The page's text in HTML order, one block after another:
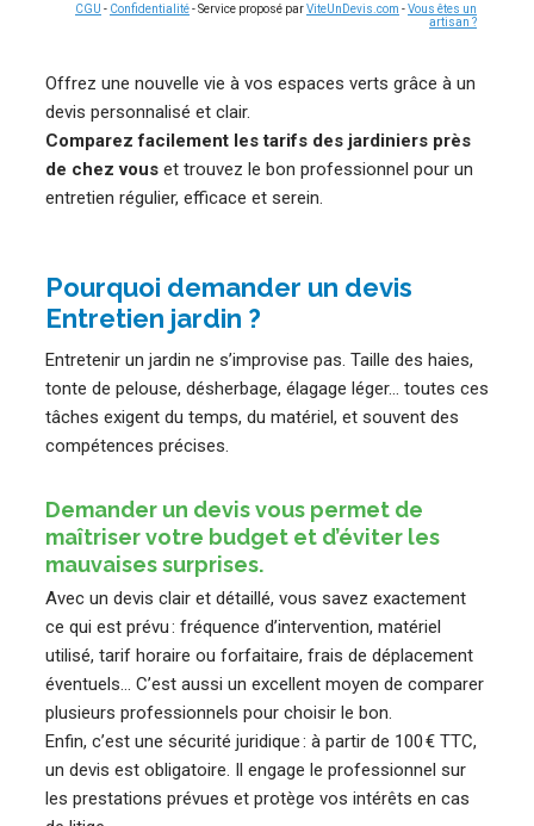
CGU - Confidentialité- Service proposé parViteUnDevis.com -Vous êtes un
artisan ?
Offrez une nouvelle vie à vos espaces verts grâce à un
devis personnalisé et clair.
Comparez facilement les tarifs des jardiniers près
de chez vous et trouvez le bon professionnel pour un
entretien régulier, efficace et serein.
Pourquoi demander un devis
Entretien jardin ?
Entretenir un jardin ne s’improvise pas. Taille des haies,
tonte de pelouse, désherbage, élagage léger… toutes ces
tâches exigent du temps, du matériel, et souvent des
compétences précises.
Demander un devis vous permet de
maîtriser votre budget et d’éviter les
mauvaises surprises.
Avec un devis clair et détaillé, vous savez exactement
ce qui est prévu : fréquence d’intervention, matériel
utilisé, tarif horaire ou forfaitaire, frais de déplacement
éventuels… C’est aussi un excellent moyen de comparer
plusieurs professionnels pour choisir le bon.
Enfin, c’est une sécurité juridique : à partir de 100 € TTC,
un devis est obligatoire. Il engage le professionnel sur
les prestations prévues et protège vos intérêts en cas